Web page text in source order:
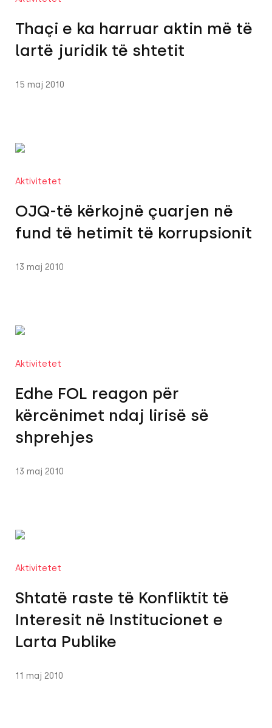
Thaçi e ka harruar aktin më të
lartë juridik të shtetit
15 maj 2010
Aktivitetet
OJQ-të kërkojnë çuarjen në
fund të hetimit të korrupsionit
13 maj 2010
Aktivitetet
Edhe FOL reagon për
kërcënimet ndaj lirisë së
shprehjes
13 maj 2010
Aktivitetet
Shtatë raste të Konfliktit të
Interesit në Institucionet e
Larta Publike
11 maj 2010